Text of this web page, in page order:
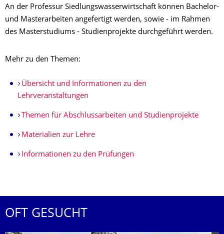
An der Professur Siedlungswasserwirtschaft können Bachelor-
und Masterarbeiten angefertigt werden, sowie - im Rahmen
des Masterstudiums - Studienprojekte durchgeführt werden.
Mehr zu den Themen:
Übersicht und Informationen zu den
Lehrveranstaltungen
Themen für Abschlussarbeiten und Studienprojekte
Materialien zur Lehre
Informationen zu den Prüfungen
OFT GESUCHT